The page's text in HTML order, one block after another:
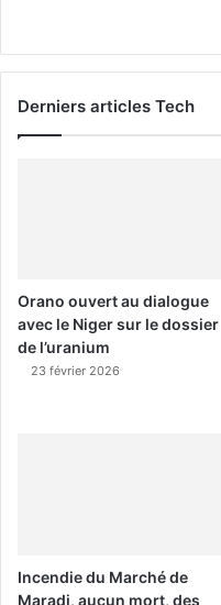
Derniers articles Tech
Orano ouvert au dialogue
avec le Niger sur le dossier
de l’uranium
23 février 2026
Incendie du Marché de
Maradi, aucun mort, des